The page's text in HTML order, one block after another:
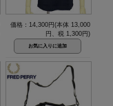
価格：14,300円(本体 13,000
円、税 1,300円)